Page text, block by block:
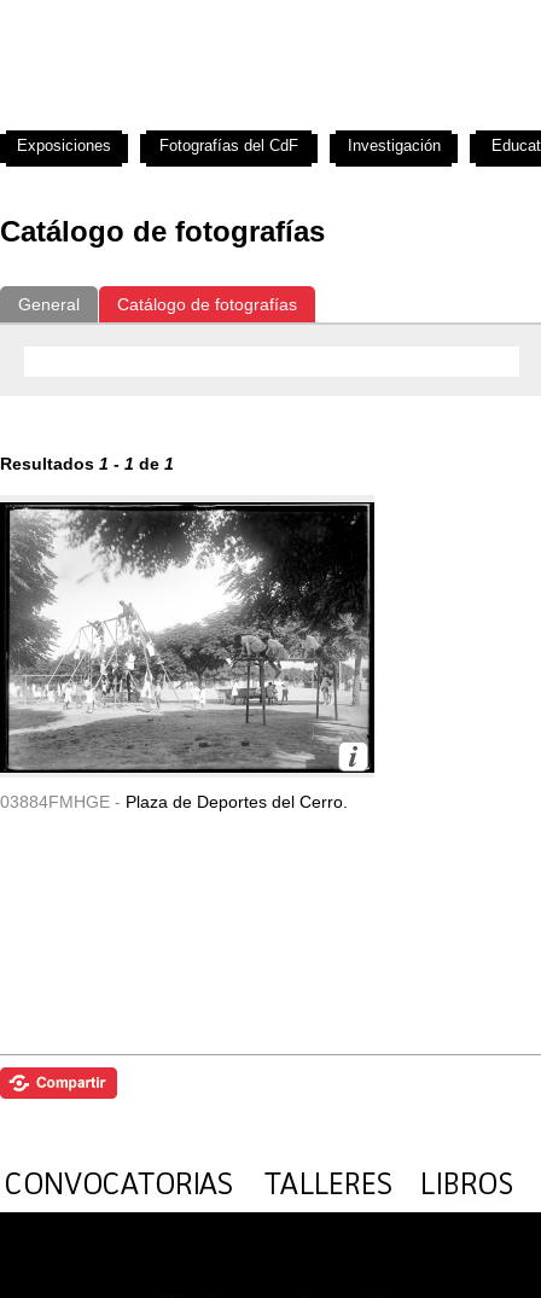
Catálogo de fotografías
General Catálogo de fotografías
Resultados 1 - 1 de 1
03884FMHGE - Plaza de Deportes del Cerro.
Exposiciones Fotografías del CdF Investigación